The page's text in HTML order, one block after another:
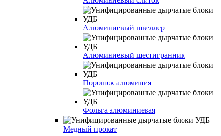
Алюминиевый швеллер
Алюминиевый шестигранник
Порошок алюминия
Фольга алюминиевая
Медный прокат